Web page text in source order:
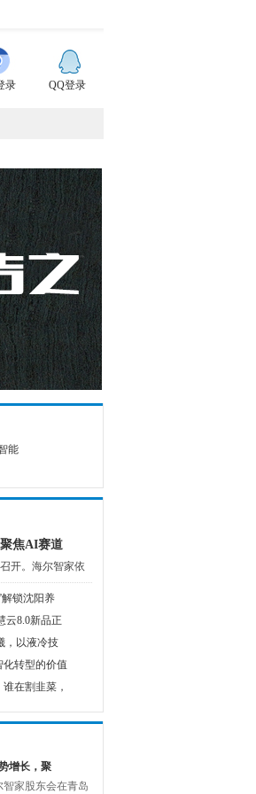
录 QQ登录
能
焦AI赛道
开。海尔智家依
锁沈阳养
云8.0新品正
，以液冷技
转型的价值
在割韭菜，
增长，聚
智家股东会在青岛